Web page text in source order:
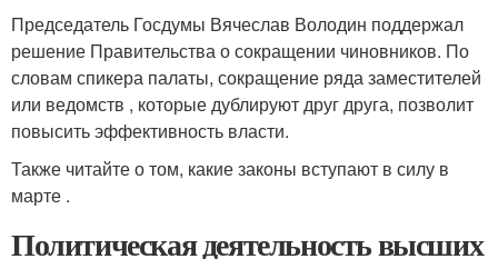
Председатель Госдумы Вячеслав Володин поддержал
решение Правительства о сокращении чиновников. По
словам спикера палаты, сокращение ряда заместителей
или ведомств , которые дублируют друг друга, позволит
повысить эффективность власти.
Также читайте о том, какие законы вступают в силу в
марте .
Политическая деятельность высших